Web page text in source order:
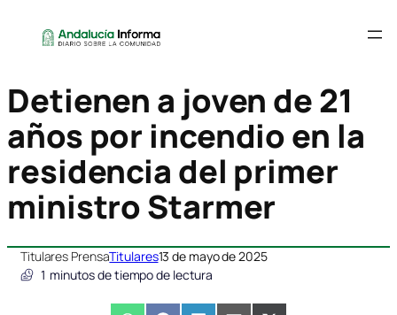
Detienen a joven de 21
años por incendio en la
residencia del primer
ministro Starmer
Titulares PrensaTitulares13 de mayo de 2025
1 minutos de tiempo de lectura